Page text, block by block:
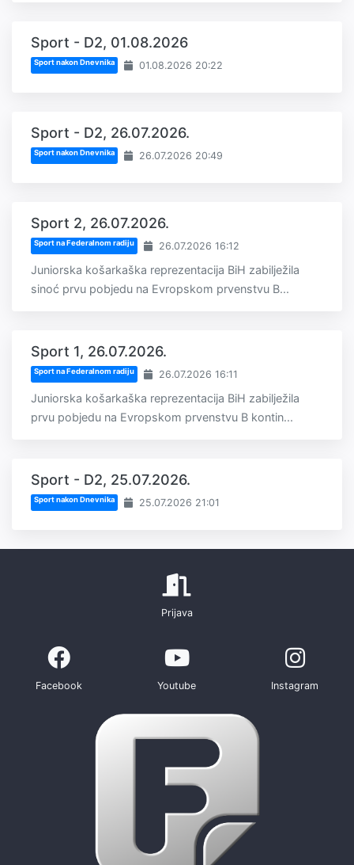
Sport - D2, 01.08.2026
Sport nakon Dnevnika 01.08.2026 20:22
Sport - D2, 26.07.2026.
Sport nakon Dnevnika 26.07.2026 20:49
Sport 2, 26.07.2026.
Sport na Federalnom radiju 26.07.2026 16:12
Juniorska košarkaška reprezentacija BiH zabilježila
sinoć prvu pobjedu na Evropskom prvenstvu B...
Sport 1, 26.07.2026.
Sport na Federalnom radiju 26.07.2026 16:11
Juniorska košarkaška reprezentacija BiH zabilježila
prvu pobjedu na Evropskom prvenstvu B kontin...
Sport - D2, 25.07.2026.
Sport nakon Dnevnika 25.07.2026 21:01
Prijava
Facebook Youtube Instagram